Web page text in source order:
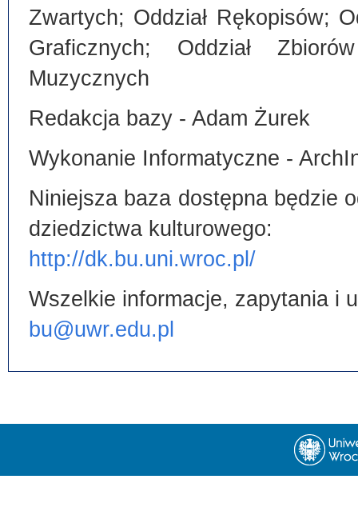
Zwartych; Oddział Rękopisów;
Graficznych; Oddział
Muzycznych
Redakcja bazy - Adam Żurek
Wykonanie Informatyczne -
Niniejsza baza dostępna będzie
dziedzictwa kulturowego:
http://dk.bu.uni.wroc.pl/
Wszelkie informacje, zapytania i
bu@uwr.edu.pl